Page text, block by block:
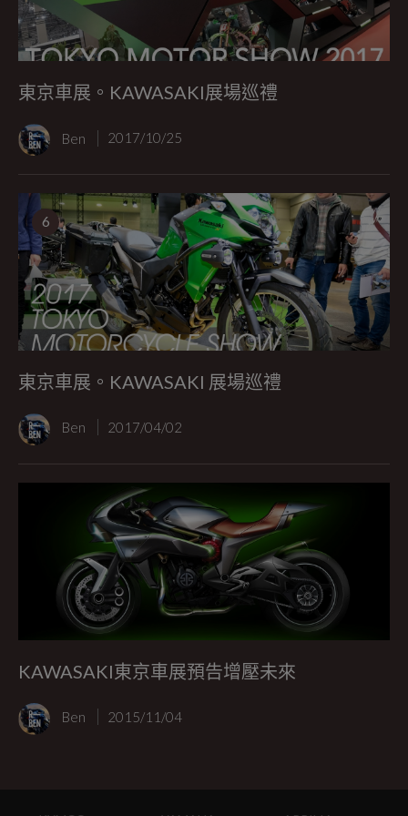
東京車展。KAWASAKI展場巡禮
Ben 2017/10/25
6
東京車展。KAWASAKI 展場巡禮
Ben 2017/04/02
KAWASAKI東京車展預告增壓未來
Ben 2015/11/04